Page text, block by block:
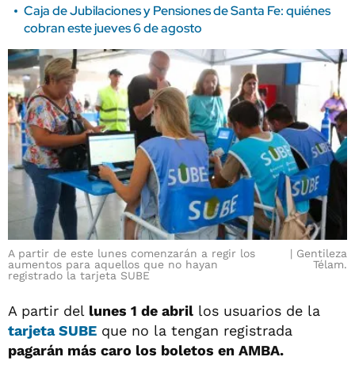
Caja de Jubilaciones y Pensiones de Santa Fe: quiénes
cobran este jueves 6 de agosto
A partir de este lunes comenzarán a regir los
aumentos para aquellos que no hayan
registrado la tarjeta SUBE
Gentileza
Télam.
A partir del lunes 1 de abril los usuarios de la
tarjeta SUBE que no la tengan registrada
pagarán más caro los boletos en AMBA.